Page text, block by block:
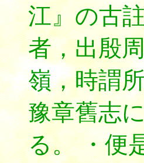
江』の古
者，出殷
嶺，時謂
豫章舊志
る。 ・便